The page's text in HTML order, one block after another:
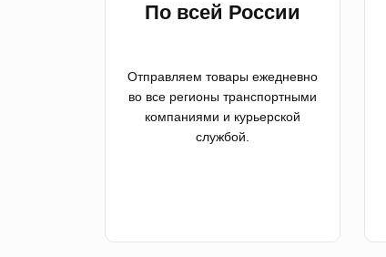
По всей России
Отправляем товары ежедневно
во все регионы транспортными
компаниями и курьерской
службой.